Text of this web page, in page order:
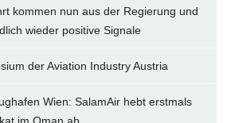
kommen nun aus der Regierung und
wieder positive Signale
der Aviation Industry Austria
Wien: SalamAir hebt erstmals